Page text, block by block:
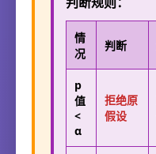
情
况
判断
p
值
<
α
拒绝原
假设